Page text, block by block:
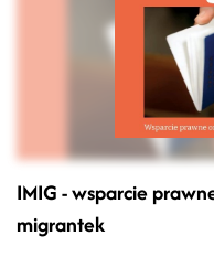
IMIG - wsparcie
migrantek